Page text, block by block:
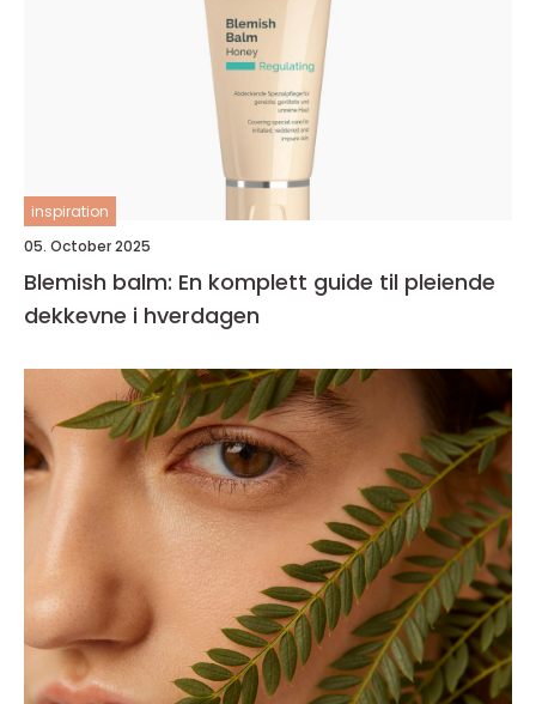
inspiration
05. October 2025
Blemish balm: En komplett guide til pleiende
dekkevne i hverdagen